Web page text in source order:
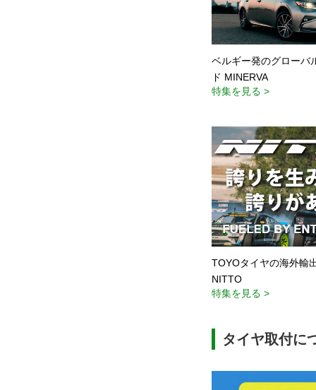
ベルギー発のグローバ
ド MINERVA
特集を見る >
TOYOタイヤの海外輸
NITTO
特集を見る >
タイヤ取付に